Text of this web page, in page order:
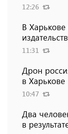
12:26
В
11:31
Дрон
в Харькове
10:47
Два
в